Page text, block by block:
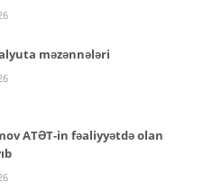
məzənnələri
ATƏT-in fəaliyyətdə olan